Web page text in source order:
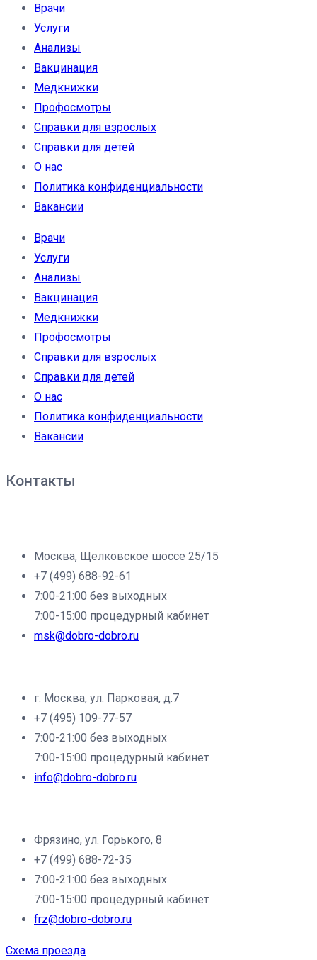
Врачи
Услуги
Анализы
Вакцинация
Медкнижки
Профосмотры
Справки для взрослых
Справки для детей
О нас
Политика конфиденциальности
Вакансии
Врачи
Услуги
Анализы
Вакцинация
Медкнижки
Профосмотры
Справки для взрослых
Справки для детей
О нас
Политика конфиденциальности
Вакансии
Контакты
Москва, Щелковское шоссе 25/15
+7 (499) 688-92-61
7:00-21:00 без выходных
7:00-15:00 процедурный кабинет
msk@dobro-dobro.ru
г. Москва, ул. Парковая, д.7
+7 (495) 109-77-57
7:00-21:00 без выходных
7:00-15:00 процедурный кабинет
info@dobro-dobro.ru
Фрязино, ул. Горького, 8
+7 (499) 688-72-35
7:00-21:00 без выходных
7:00-15:00 процедурный кабинет
frz@dobro-dobro.ru
Схема проезда